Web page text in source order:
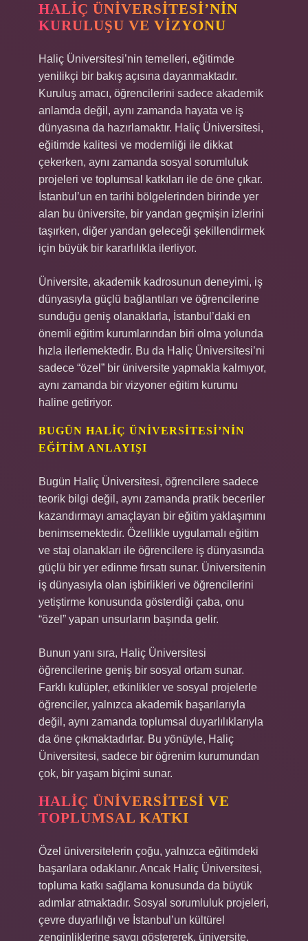
HALIÇ ÜNIVERSITESI’NIN
KURULUŞU VE VIZYONU
Haliç Üniversitesi’nin temelleri, eğitimde
yenilikçi bir bakış açısına dayanmaktadır.
Kuruluş amacı, öğrencilerini sadece akademik
anlamda değil, aynı zamanda hayata ve iş
dünyasına da hazırlamaktır. Haliç Üniversitesi,
eğitimde kalitesi ve modernliği ile dikkat
çekerken, aynı zamanda sosyal sorumluluk
projeleri ve toplumsal katkıları ile de öne çıkar.
İstanbul’un en tarihi bölgelerinden birinde yer
alan bu üniversite, bir yandan geçmişin izlerini
taşırken, diğer yandan geleceği şekillendirmek
için büyük bir kararlılıkla ilerliyor.
Üniversite, akademik kadrosunun deneyimi, iş
dünyasıyla güçlü bağlantıları ve öğrencilerine
sunduğu geniş olanaklarla, İstanbul’daki en
önemli eğitim kurumlarından biri olma yolunda
hızla ilerlemektedir. Bu da Haliç Üniversitesi’ni
sadece “özel” bir üniversite yapmakla kalmıyor,
aynı zamanda bir vizyoner eğitim kurumu
haline getiriyor.
BUGÜN HALIÇ ÜNIVERSITESI’NIN
EĞITIM ANLAYIŞI
Bugün Haliç Üniversitesi, öğrencilere sadece
teorik bilgi değil, aynı zamanda pratik beceriler
kazandırmayı amaçlayan bir eğitim yaklaşımını
benimsemektedir. Özellikle uygulamalı eğitim
ve staj olanakları ile öğrencilere iş dünyasında
güçlü bir yer edinme fırsatı sunar. Üniversitenin
iş dünyasıyla olan işbirlikleri ve öğrencilerini
yetiştirme konusunda gösterdiği çaba, onu
“özel” yapan unsurların başında gelir.
Bunun yanı sıra, Haliç Üniversitesi
öğrencilerine geniş bir sosyal ortam sunar.
Farklı kulüpler, etkinlikler ve sosyal projelerle
öğrenciler, yalnızca akademik başarılarıyla
değil, aynı zamanda toplumsal duyarlılıklarıyla
da öne çıkmaktadırlar. Bu yönüyle, Haliç
Üniversitesi, sadece bir öğrenim kurumundan
çok, bir yaşam biçimi sunar.
HALIÇ ÜNIVERSITESI VE
TOPLUMSAL KATKI
Özel üniversitelerin çoğu, yalnızca eğitimdeki
başarılara odaklanır. Ancak Haliç Üniversitesi,
topluma katkı sağlama konusunda da büyük
adımlar atmaktadır. Sosyal sorumluluk projeleri,
çevre duyarlılığı ve İstanbul’un kültürel
zenginliklerine saygı göstererek, üniversite,